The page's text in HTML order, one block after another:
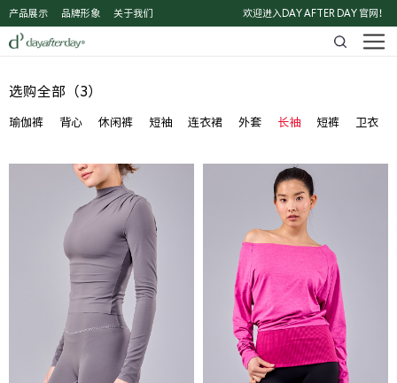
产品展示 品牌形象 关于我们 欢迎进入DAY AFTER DAY 官网！
选购全部（3）
瑜伽裤 背心 休闲裤 短袖 连衣裙 外套 长袖 短裤 卫衣